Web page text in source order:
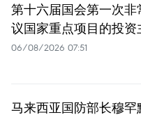
第十六届国会第一次非
议国家重点项目的投资
06/08/2026 07:51
马来西亚国防部长穆罕